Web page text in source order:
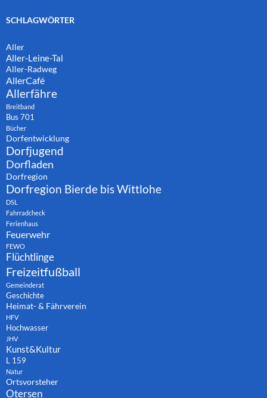
SCHLAGWÖRTER
Aller
Aller-Leine-Tal
Aller-Radweg
AllerCafé
Allerfähre
Breitband
Bus 701
Bücher
Dorfentwicklung
Dorfjugend
Dorfladen
Dorfregion
Dorfregion Bierde bis Wittlohe
DSL
Fahrradcheck
Ferienhaus
Feuerwehr
FEWO
Flüchtlinge
Freizeitfußball
Gemeinderat
Geschichte
Heimat- & Fährverein
HFV
Hochwasser
JHV
Kunst&Kultur
L 159
Natur
Ortsvorsteher
Otersen